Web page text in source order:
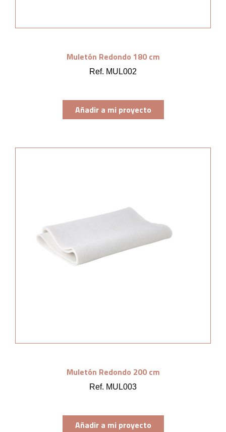
Muletón Redondo 180 cm
Ref. MUL002
Añadir a mi proyecto
Muletón Redondo 200 cm
Ref. MUL003
Añadir a mi proyecto